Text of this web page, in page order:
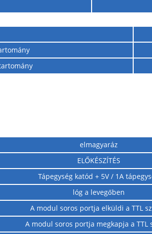
elmagyaráz
ELŐKÉSZÍTÉS
Tápegység katód + 5V / 1A
lóg a levegőben
A modul soros portja elküldi a TTL
A modul soros portja megkapja a TTL